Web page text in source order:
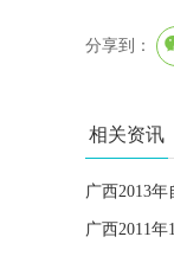
分享到：
相关资讯
广西2013
广西2011